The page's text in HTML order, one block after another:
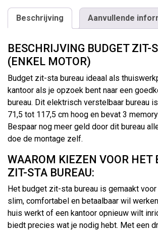
Beschrijving Aanvullende
BESCHRIJVING BUDGET ZIT-
(ENKEL MOTOR)
Budget zit-sta bureau ideaal als
kantoor als je opzoek bent naar een
bureau. Dit elektrisch verstelbaar bureau
71,5 tot 117,5 cm hoog en bevat 3
Bespaar nog meer geld door dit bureau
doe de montage zelf.
WAAROM KIEZEN VOOR HET
ZIT-STA BUREAU:
Het budget zit-sta bureau is gemaakt
slim, comfortabel en betaalbaar wil
huis werkt of een kantoor opnieuw wilt
biedt precies wat je nodig hebt. Met een